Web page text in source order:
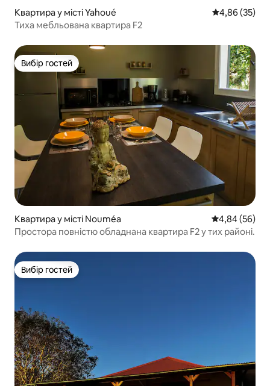
Квартира у місті Yahoué Середня
4,86 (35)
Тиха мебльована квартира F2
Вибір гостей
Вибір гостей
Квартира у місті Nouméa Середня
4,84 (56)
Простора повністю обладнана квартира F2 у тих районі.
Вибір гостей
Вибір гостей